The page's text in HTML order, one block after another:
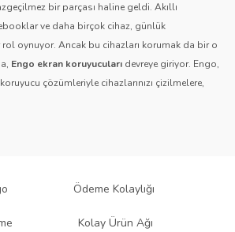
bir parçası haline geldi. Akıllı
ve daha birçok cihaz, günlük
rol oynuyor. Ancak bu cihazları korumak da bir o
Engo ekran koruyucuları devreye giriyor. Engo,
çözümleriyle cihazlarınızı çizilmelere,
, uzun yıllara dayanan tecrübesi ve teknolojiye
sürecinden geçirir. Kullanıcı dostu tasarımı
Ödeme Kolaylığı
Kolay Ürün Ağı